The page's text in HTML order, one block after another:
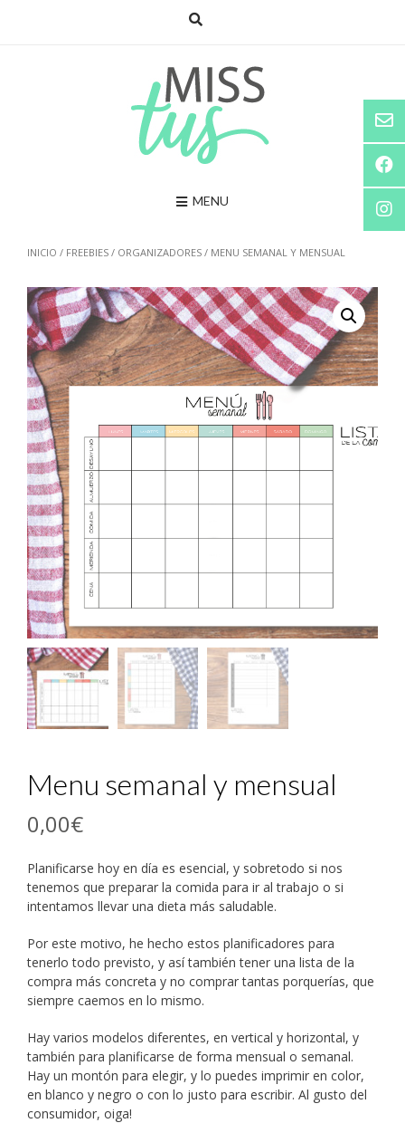
MENU
INICIO / FREEBIES / ORGANIZADORES / MENU SEMANAL Y MENSUAL
Menu semanal y mensual
0,00€
Planificarse hoy en día es esencial, y sobretodo si nos
tenemos que preparar la comida para ir al trabajo o si
intentamos llevar una dieta más saludable.
Por este motivo, he hecho estos planificadores para
tenerlo todo previsto, y así también tener una lista de la
compra más concreta y no comprar tantas porquerías, que
siempre caemos en lo mismo.
Hay varios modelos diferentes, en vertical y horizontal, y
también para planificarse de forma mensual o semanal.
Hay un montón para elegir, y lo puedes imprimir en color,
en blanco y negro o con lo justo para escribir. Al gusto del
consumidor, oiga!